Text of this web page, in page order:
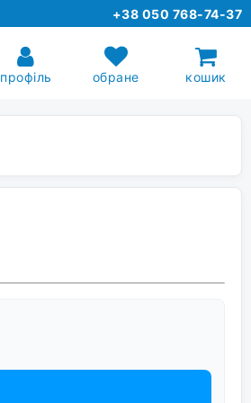
+38 050 768-74-37
профіль обране кошик